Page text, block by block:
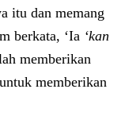
itu dan memang
berkata, ‘Ia ‘kan
memberikan
memberikan